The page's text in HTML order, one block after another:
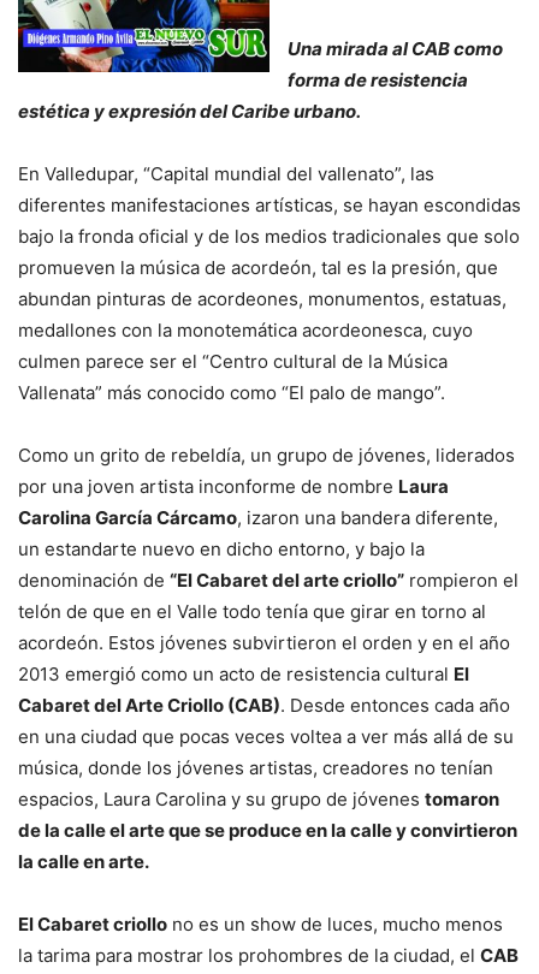
Una mirada al CAB como
forma de resistencia
estética y expresión del Caribe urbano.
En Valledupar, “Capital mundial del vallenato”, las
diferentes manifestaciones artísticas, se hayan escondidas
bajo la fronda oficial y de los medios tradicionales que solo
promueven la música de acordeón, tal es la presión, que
abundan pinturas de acordeones, monumentos, estatuas,
medallones con la monotemática acordeonesca, cuyo
culmen parece ser el “Centro cultural de la Música
Vallenata” más conocido como “El palo de mango”.
Como un grito de rebeldía, un grupo de jóvenes, liderados
por una joven artista inconforme de nombre Laura
Carolina García Cárcamo, izaron una bandera diferente,
un estandarte nuevo en dicho entorno, y bajo la
denominación de “El Cabaret del arte criollo” rompieron el
telón de que en el Valle todo tenía que girar en torno al
acordeón. Estos jóvenes subvirtieron el orden y en el año
2013 emergió como un acto de resistencia cultural El
Cabaret del Arte Criollo (CAB). Desde entonces cada año
en una ciudad que pocas veces voltea a ver más allá de su
música, donde los jóvenes artistas, creadores no tenían
espacios, Laura Carolina y su grupo de jóvenes tomaron
de la calle el arte que se produce en la calle y convirtieron
la calle en arte.
El Cabaret criollo no es un show de luces, mucho menos
la tarima para mostrar los prohombres de la ciudad, el CAB